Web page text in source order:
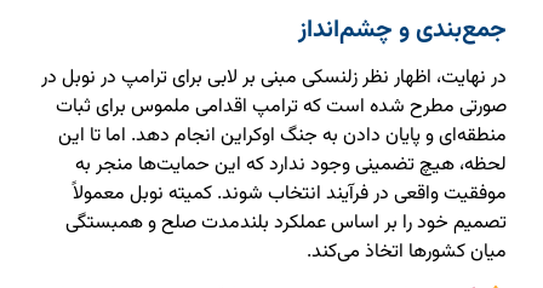
جمع‌بندی و چشم‌انداز
در نهایت، اظهار نظر زلنسکی مبنی بر لابی برای ترامپ در نوبل در
صورتی مطرح شده است که ترامپ اقدامی ملموس برای ثبات
منطقه‌ای و پایان دادن به جنگ اوکراین انجام دهد. اما تا این
لحظه، هیچ تضمینی وجود ندارد که این حمایت‌ها منجر به
موفقیت واقعی در فرآیند انتخاب شوند. کمیته نوبل معمولاً
تصمیم خود را بر اساس عملکرد بلندمدت صلح و همبستگی
میان کشورها اتخاذ می‌کند.